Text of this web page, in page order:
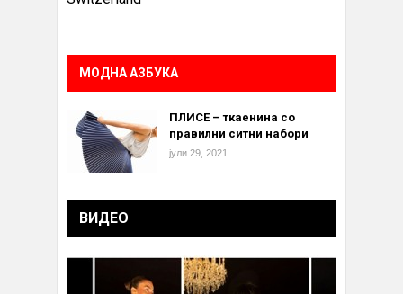
МОДНА АЗБУКА
ПЛИСЕ – ткаенина со
правилни ситни набори
јули 29, 2021
ВИДЕО